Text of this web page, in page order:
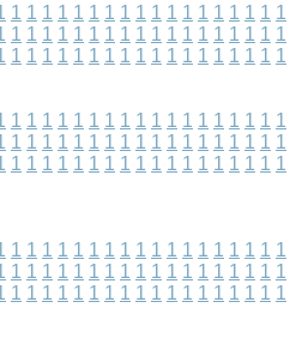
1 1 1 1 1 1 1 1 1 1 1 1 1 1 1 1 1 1
1 1 1 1 1 1 1 1 1 1 1 1 1 1 1 1 1 1
1 1 1 1 1 1 1 1 1 1 1 1 1 1 1 1 1 1
1 1 1 1 1 1 1 1 1 1 1 1 1 1 1 1 1 1
1 1 1 1 1 1 1 1 1 1 1 1 1 1 1 1 1 1
1 1 1 1 1 1 1 1 1 1 1 1 1 1 1 1 1 1
1 1 1 1 1 1 1 1 1 1 1 1 1 1 1 1 1 1
1 1 1 1 1 1 1 1 1 1 1 1 1 1 1 1 1 1
1 1 1 1 1 1 1 1 1 1 1 1 1 1 1 1 1 1